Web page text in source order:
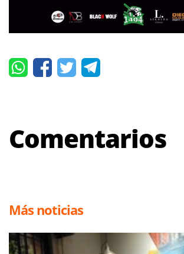
Comentarios
Más noticias